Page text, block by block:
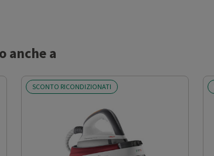
anche a
SCONTO RICONDIZIONATI